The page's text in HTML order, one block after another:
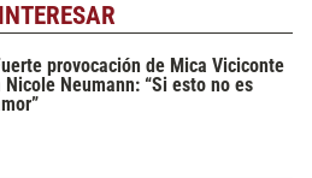
provocación de Mica Viciconte
Nicole Neumann: “Si esto no es